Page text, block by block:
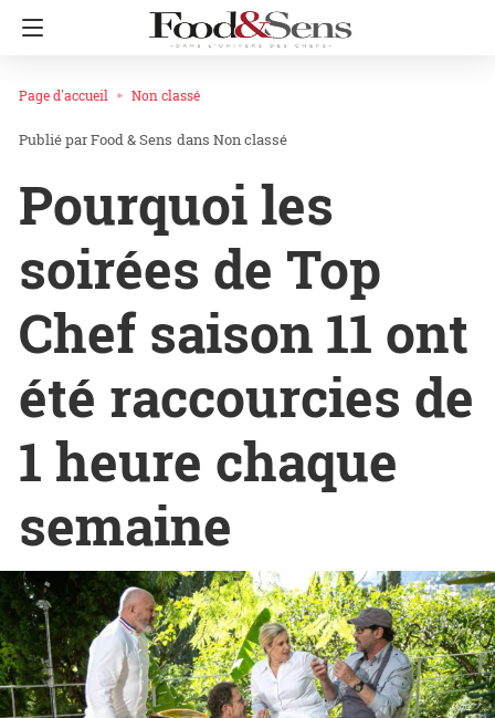
Page d'accueil Non classé
Food & Sens dans Non classé
Pourquoi les
soirées de Top
Chef saison 11 ont
été raccourcies de
1 heure chaque
semaine